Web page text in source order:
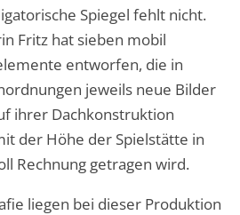
Spiegel fehlt nicht.
Fritz hat sieben mobil
entworfen, die in
jeweils neue Bilder
ihrer Dachkonstruktion
der Höhe der Spielstätte in
Rechnung getragen wird.
liegen bei dieser Produktion